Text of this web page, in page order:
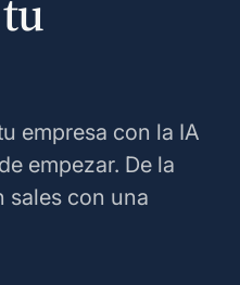
empresa con la IA
empezar. De la
sales con una